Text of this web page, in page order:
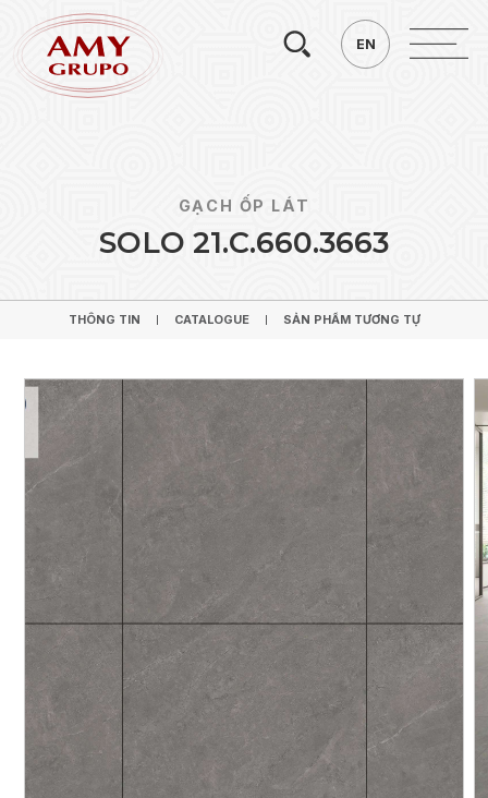
EN
GẠCH ỐP LÁT
SOLO 21.C.660.3663
THÔNG TIN CATALOGUE SẢN PHẨM TƯƠNG TỰ
Tìm